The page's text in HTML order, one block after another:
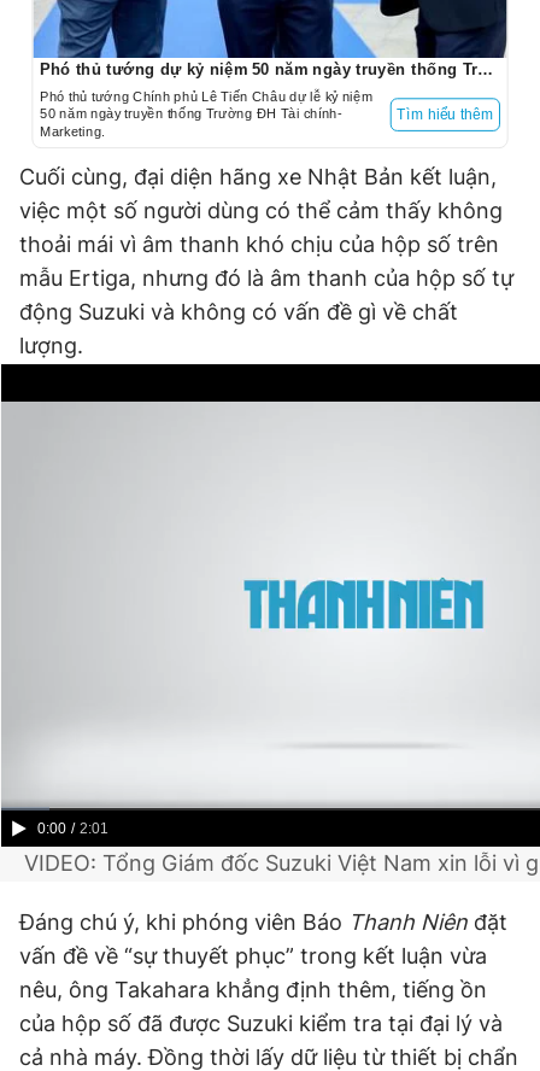
Phó thủ tướng dự kỷ niệm 50 năm ngày truyền thống Trường ĐH Tài chính-Marketing
Phó thủ tướng Chính phủ Lê Tiến Châu dự lễ kỷ niệm
50 năm ngày truyền thống Trường ĐH Tài chính-
Marketing.
Tìm hiểu thêm
Cuối cùng, đại diện hãng xe Nhật Bản kết luận,
việc một số người dùng có thể cảm thấy không
thoải mái vì âm thanh khó chịu của hộp số trên
mẫu Ertiga, nhưng đó là âm thanh của hộp số tự
động Suzuki và không có vấn đề gì về chất
lượng.
Current
Time
0:00 / Duration
2:01
VIDEO: Tổng Giám đốc Suzuki Việt Nam xin lỗi vì
Đáng chú ý, khi phóng viên Báo Thanh Niên đặt
vấn đề về “sự thuyết phục” trong kết luận vừa
nêu, ông Takahara khẳng định thêm, tiếng ồn
của hộp số đã được Suzuki kiểm tra tại đại lý và
cả nhà máy. Đồng thời lấy dữ liệu từ thiết bị chẩn